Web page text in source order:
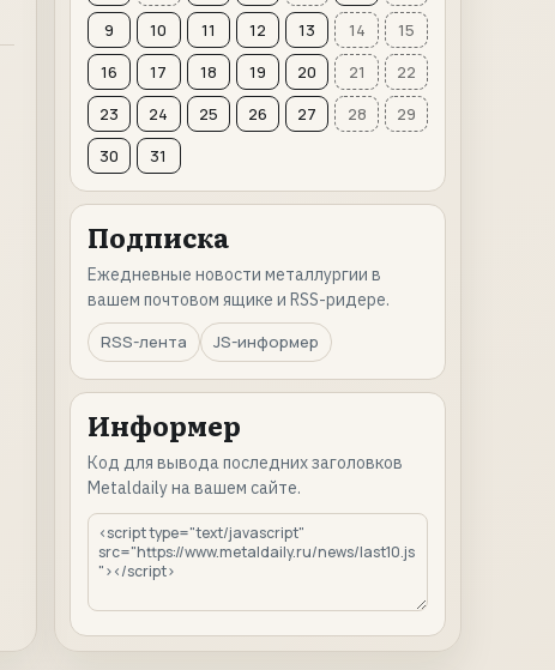
9
10 11 12 13 14
15
16
17 18 19 20 21
22
23
24 25 26 27 28
29
30
31
Подписка
Ежедневные новости металлургии в
вашем почтовом ящике и RSS-ридере.
RSS-лента
JS-информер
Информер
Код для вывода последних заголовков
Metaldaily на вашем сайте.